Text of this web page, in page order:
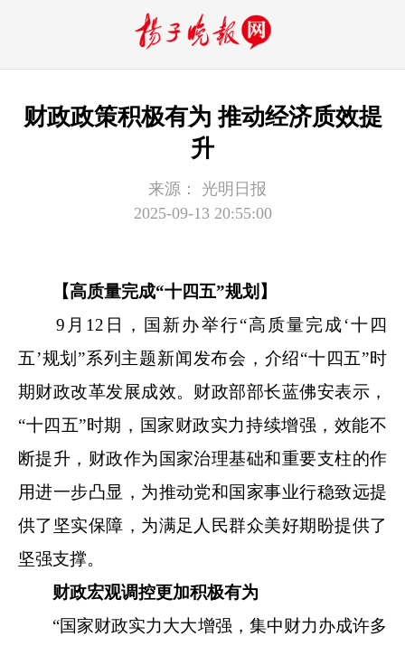
财政政策积极有为 推动经济质效提
升
来源：
光明日报
2025-09-13 20:55:00
【高质量完成“十四五”规划】
9月12日，国新办举行“高质量完成‘十四
五’规划”系列主题新闻发布会，介绍“十四五”时
期财政改革发展成效。财政部部长蓝佛安表示，
“十四五”时期，国家财政实力持续增强，效能不
断提升，财政作为国家治理基础和重要支柱的作
用进一步凸显，为推动党和国家事业行稳致远提
供了坚实保障，为满足人民群众美好期盼提供了
坚强支撑。
财政宏观调控更加积极有为
“国家财政实力大大增强，集中财力办成许多